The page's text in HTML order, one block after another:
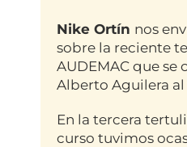
Nike Ortín nos
sobre la reciente
AUDEMAC que se
Alberto Aguilera
En la tercera
curso tuvimos